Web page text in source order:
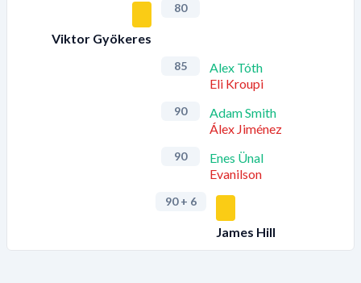
Viktor Gyökeres
80
85
Alex Tóth
Eli Kroupi
90
Adam Smith
Álex Jiménez
90
Enes Ünal
Evanilson
90+ 6
James Hill